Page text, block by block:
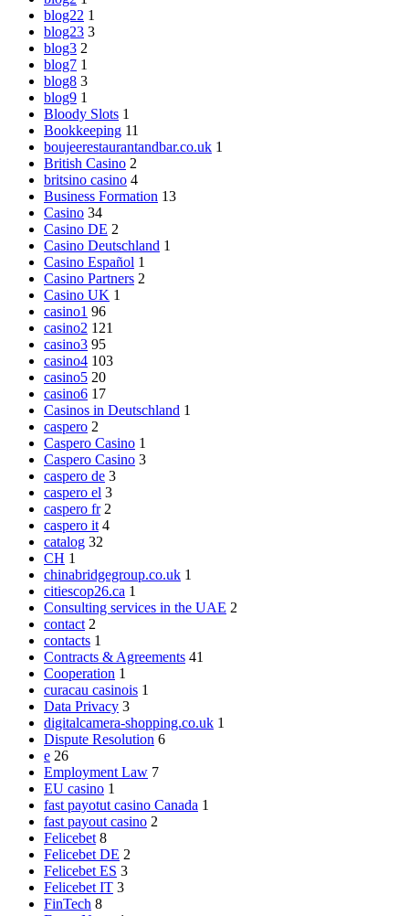
blog22 1
blog23 3
blog3 2
blog7 1
blog8 3
blog9 1
Bloody Slots 1
Bookkeeping 11
boujeerestaurantandbar.co.uk 1
British Casino 2
britsino casino 4
Business Formation 13
Casino 34
Casino DE 2
Casino Deutschland 1
Casino Español 1
Casino Partners 2
Casino UK 1
casino1 96
casino2 121
casino3 95
casino4 103
casino5 20
casino6 17
Casinos in Deutschland 1
caspero 2
Caspero Casino 1
Caspero Casino 3
caspero de 3
caspero el 3
caspero fr 2
caspero it 4
catalog 32
CH 1
chinabridgegroup.co.uk 1
citiescop26.ca 1
Consulting services in the UAE 2
contact 2
contacts 1
Contracts & Agreements 41
Cooperation 1
curacau casinois 1
Data Privacy 3
digitalcamera-shopping.co.uk 1
Dispute Resolution 6
e 26
Employment Law 7
EU casino 1
fast payotut casino Canada 1
fast payout casino 2
Felicebet 8
Felicebet DE 2
Felicebet ES 3
Felicebet IT 3
FinTech 8